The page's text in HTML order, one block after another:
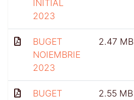
INITIAL
2023
BUGET
NOIEMBRIE
2023
2.47 MB
BUGET
2.55 MB